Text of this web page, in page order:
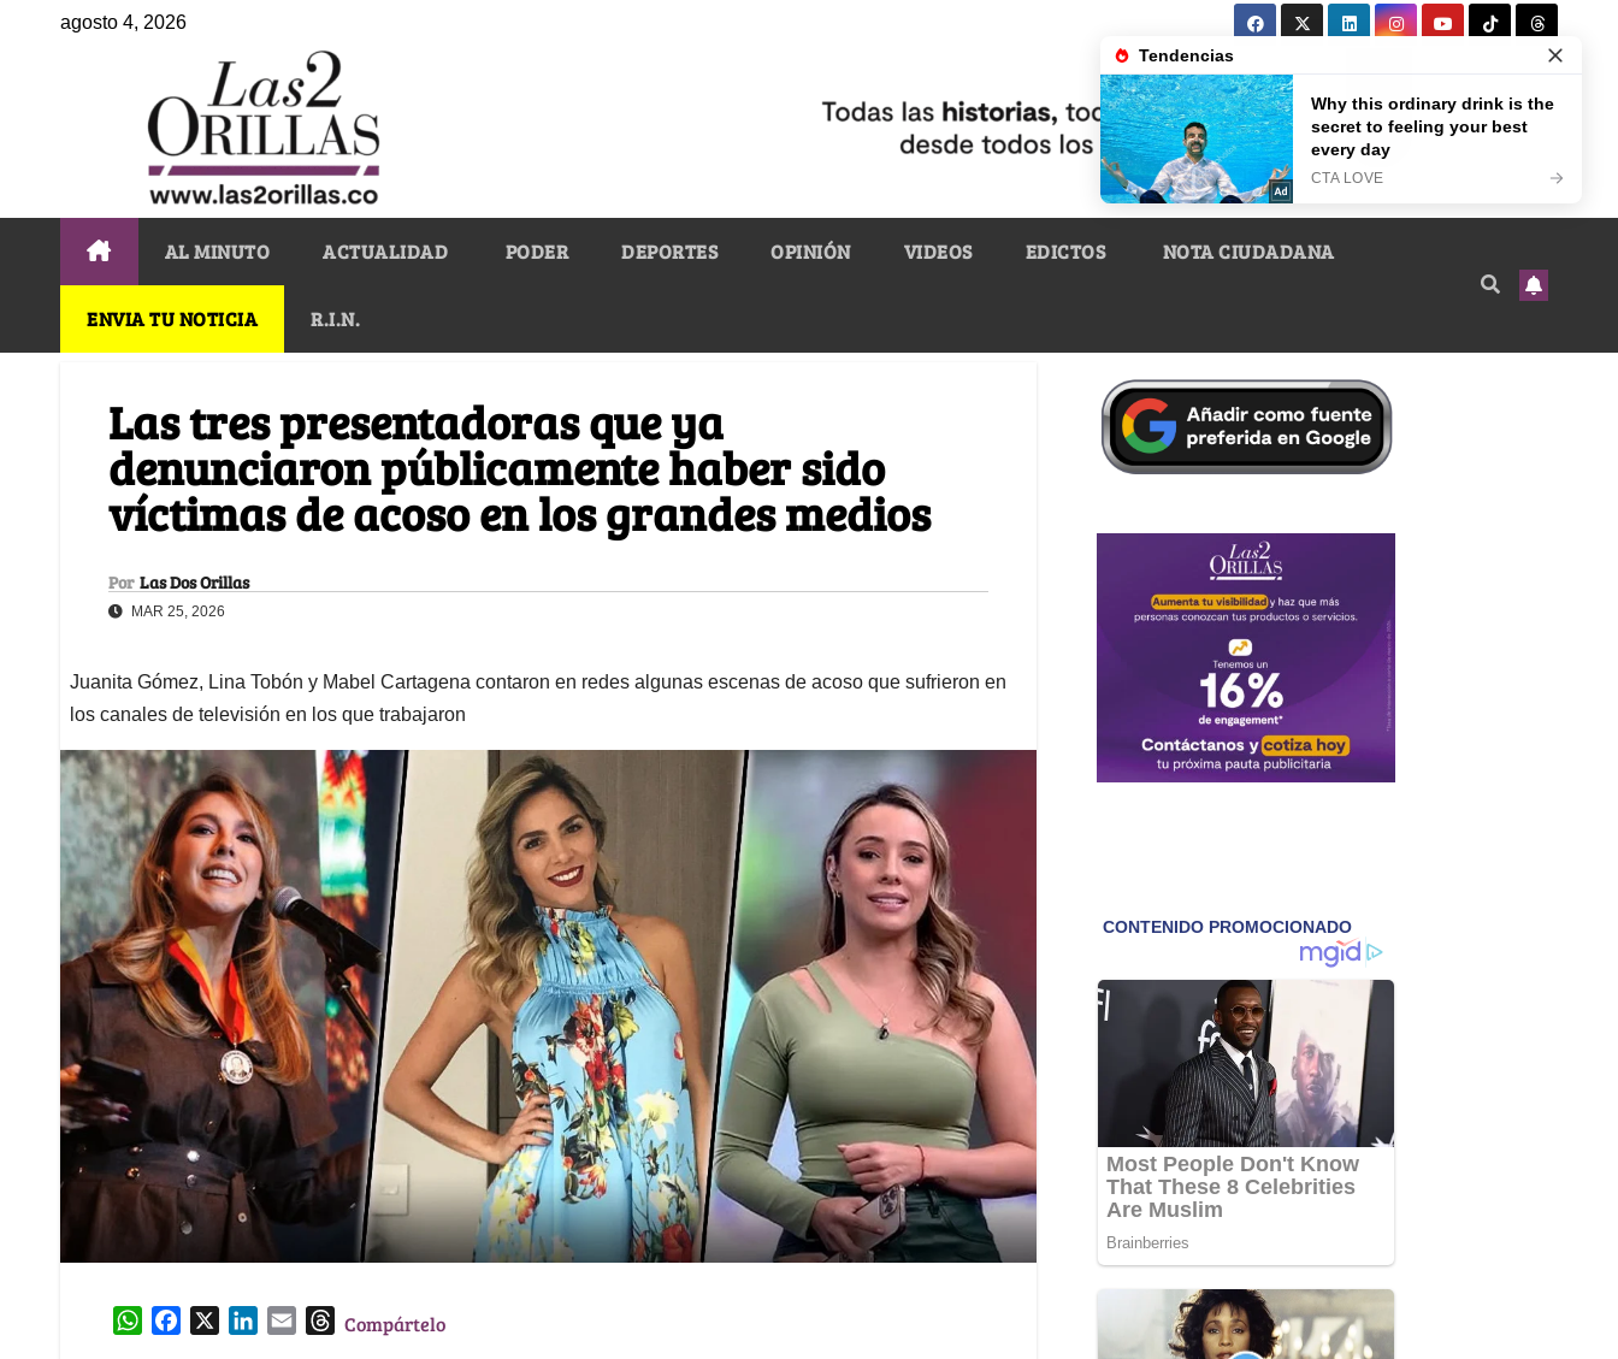
agosto 4, 2026
AL MINUTO ACTUALIDAD PODER DEPORTES OPINIÓN VIDEOS EDICTOS NOTA CIUDADANA
ENVIA TU NOTICIA R.I.N.
Las tres presentadoras que ya
denunciaron públicamente haber sido
víctimas de acoso en los grandes medios
Por Las Dos Orillas
MAR 25, 2026
Juanita Gómez, Lina Tobón y Mabel Cartagena contaron en redes algunas escenas de acoso que sufrieron en
los canales de televisión en los que trabajaron
W
TCompártelo